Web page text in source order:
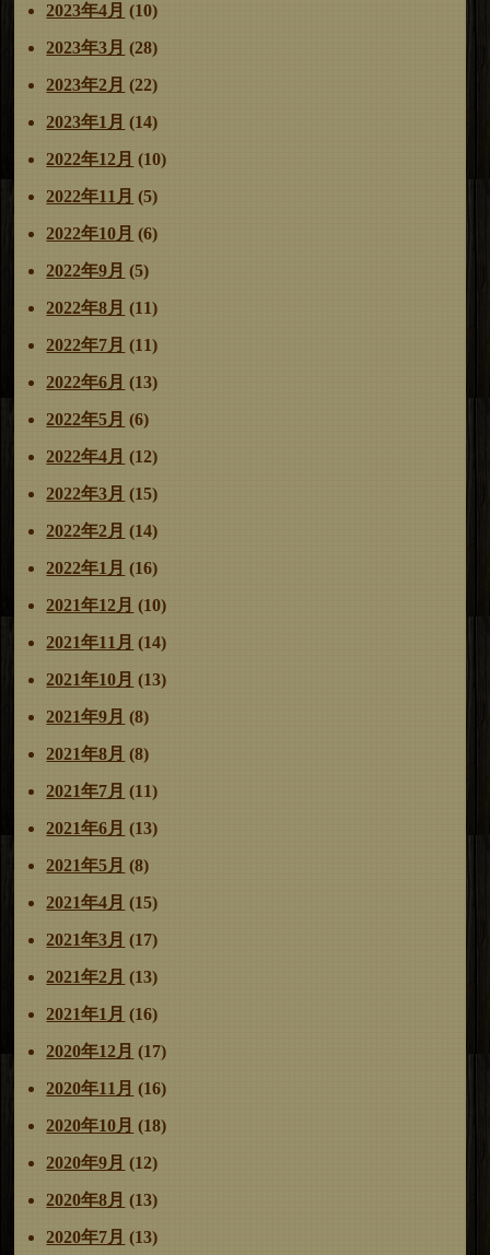
2023年4月 (10)
2023年3月 (28)
2023年2月 (22)
2023年1月 (14)
2022年12月 (10)
2022年11月 (5)
2022年10月 (6)
2022年9月 (5)
2022年8月 (11)
2022年7月 (11)
2022年6月 (13)
2022年5月 (6)
2022年4月 (12)
2022年3月 (15)
2022年2月 (14)
2022年1月 (16)
2021年12月 (10)
2021年11月 (14)
2021年10月 (13)
2021年9月 (8)
2021年8月 (8)
2021年7月 (11)
2021年6月 (13)
2021年5月 (8)
2021年4月 (15)
2021年3月 (17)
2021年2月 (13)
2021年1月 (16)
2020年12月 (17)
2020年11月 (16)
2020年10月 (18)
2020年9月 (12)
2020年8月 (13)
2020年7月 (13)